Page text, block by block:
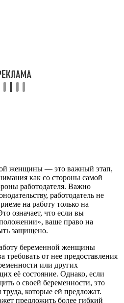
женщины — это важный этап,
как со стороны самой
работодателя. Важно
работодатель не
на работу только на
означает, что если вы
ваше право на
защищено.
беременной женщины
требовать от нее предоставления
или других
её состояние. Однако, если
о своей беременности, это
которые ей предложат.
предложить более гибкий